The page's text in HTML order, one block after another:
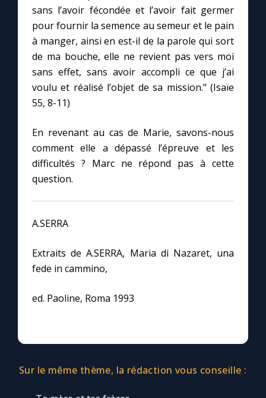
sans l’avoir fécondée et l’avoir fait germer
pour fournir la semence au semeur et le pain
à manger, ainsi en est-il de la parole qui sort
de ma bouche, elle ne revient pas vers moi
sans effet, sans avoir accompli ce que j’ai
voulu et réalisé l’objet de sa mission." (Isaïe
55, 8-11)
En revenant au cas de Marie, savons-nous
comment elle a dépassé l’épreuve et les
difficultés ? Marc ne répond pas à cette
question.
A.SERRA
Extraits de A.SERRA, Maria di Nazaret, una
fede in cammino,
ed. Paoline, Roma 1993
Sur le même thème, la rédaction vous conseille :